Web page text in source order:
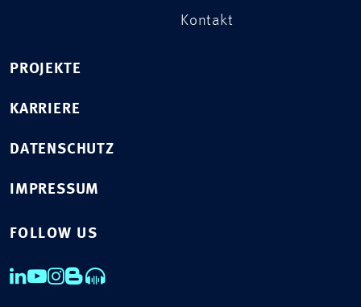
Kontakt
PROJEKTE
KARRIERE
DATENSCHUTZ
IMPRESSUM
FOLLOW US